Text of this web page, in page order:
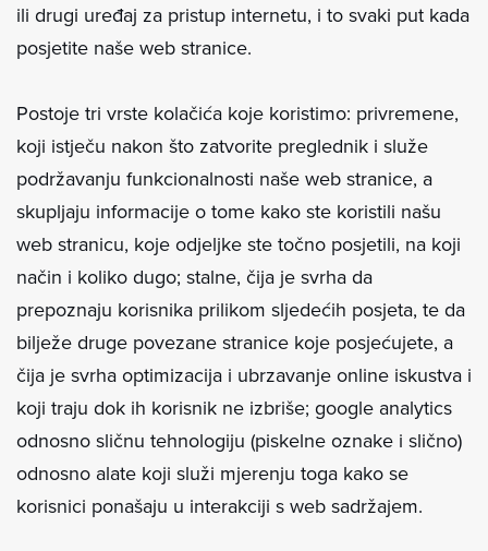
ili drugi uređaj za pristup internetu, i to svaki put kada
posjetite naše web stranice.
Postoje tri vrste kolačića koje koristimo: privremene,
koji istječu nakon što zatvorite preglednik i služe
podržavanju funkcionalnosti naše web stranice, a
skupljaju informacije o tome kako ste koristili našu
web stranicu, koje odjeljke ste točno posjetili, na koji
način i koliko dugo; stalne, čija je svrha da
prepoznaju korisnika prilikom sljedećih posjeta, te da
bilježe druge povezane stranice koje posjećujete, a
čija je svrha optimizacija i ubrzavanje online iskustva i
koji traju dok ih korisnik ne izbriše; google analytics
odnosno sličnu tehnologiju (piskelne oznake i slično)
odnosno alate koji služi mjerenju toga kako se
korisnici ponašaju u interakciji s web sadržajem.